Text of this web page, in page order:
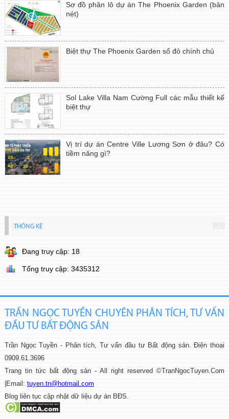
Sơ đồ phân lô dự án The Phoenix Garden (bản
nét)
Biệt thự The Phoenix Garden sổ đỏ chính chủ
Sol Lake Villa Nam Cường Full các mẫu thiết kế
biệt thự
Vị trí dự án Centre Ville Lương Sơn ở đâu? Có
tiềm năng gì?
THỐNG KÊ
Đang truy cập: 18
Tổng truy cập: 3435312
TRẦN NGỌC TUYỀN CHUYÊN PHÂN TÍCH, TƯ VẤN
ĐẦU TƯ BẤT ĐỘNG SẢN
Trần Ngọc Tuyền - Phân tích, Tư vấn đầu tư Bất động sản. Điện thoại
0909.61.3696
Trang tin tức bất động sản - All right reserved ©TranNgocTuyen.Com
Email: tuyen.tn@hotmail.com
Blog liên tục cập nhật dữ liệu dự án BĐS.